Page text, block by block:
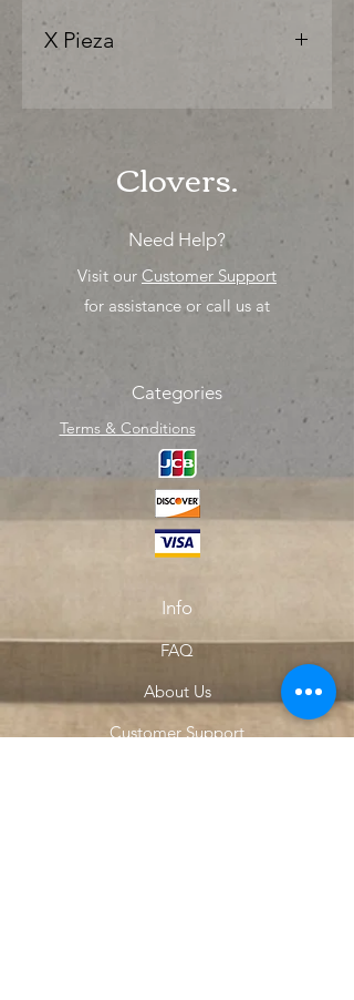
X Pieza
"Ya sea para comprar o para surtir,
solo los mejores precios para tu
Clovers.
Need Help?
Visit our Customer Support
for assistance or call us at
Categories
Terms & Conditions
Info
FAQ
About Us
Customer Support